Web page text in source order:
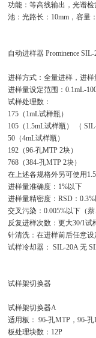
功能：等高线输出，光谱检
池：光路长：10mm，容量
自动进样器 Prominence SIL-
进样方式：全量进样，进样
进样量设定范围：0.1mL-
试样处理数：
175（1mL试样瓶）
105（1.5mL试样瓶） （
50（4mL试样瓶）
192（96-孔MTP 2块）
768（384-孔MTP 2块）
在上述各规格外另可使用
进样量准确度：1%以下
进样量精密度：RSD：0.3%
交叉污染：0.005%以下（萘
反复进样次数：更大30/1试
针清洗：在进样前后任意设
试样冷却器： SIL-20A 无
试样架切换器
试样架切换器A
适用板： 96-孔MTP，96-孔
板处理块数：12P